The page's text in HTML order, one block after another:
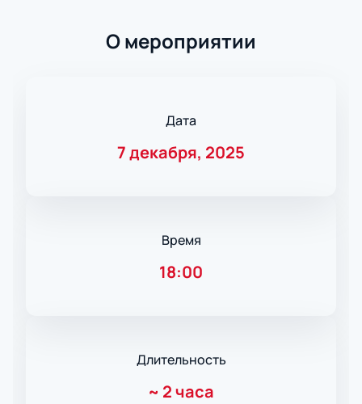
О мероприятии
Дата
7 декабря, 2025
Время
18:00
Длительность
~ 2 часа